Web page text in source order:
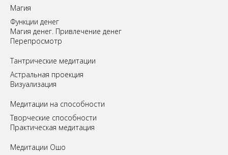
Магия
Функции денег
Магия денег. Привлечение денег
Перепросмотр
Tантрические медитации
Астральная проекция
Визуализация
Медитации на способности
Творческие способности
Практическая медитация
Медитации Ошо